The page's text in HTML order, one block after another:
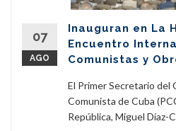
07
AGO
Inauguran en La
Encuentro
Comunistas y
El Primer Secretario
Comunista de Cuba
República, Miguel Díaz-